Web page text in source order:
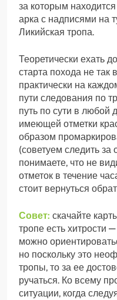
за которым
арка с надписями на
Ликийская тропа.
Теоретически ехать
старта похода не так
практически на
пути следования по
путь по сути в любой
имеющей отметки
образом
(советуем следить за
понимаете, что не
отметок в течение
стоит вернуться
Совет: скачайте
тропе есть хитрости
можно
но поскольку это
тропы, то за ее
ручаться. Ко всему
ситуации, когда